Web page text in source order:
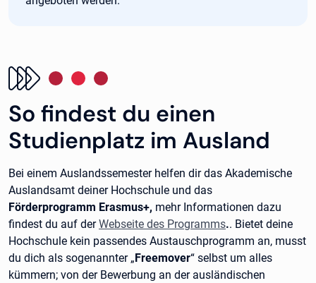
So findest du einen
Studienplatz im Ausland
Bei einem Auslandssemester helfen dir das Akademische
Auslandsamt deiner Hochschule und das
Förderprogramm Erasmus+, mehr Informationen dazu
findest du auf derWebseite des Programms.. Bietet deine
Hochschule kein passendes Austauschprogramm an, musst
du dich als sogenannter „ Freemover“ selbst um alles
kümmern; von der Bewerbung an der ausländischen